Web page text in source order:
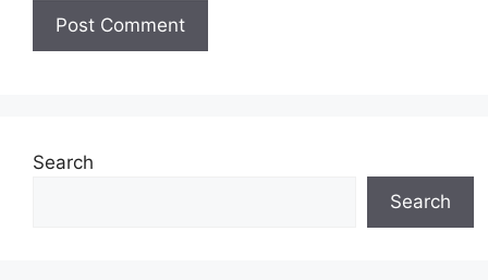
Search
Search